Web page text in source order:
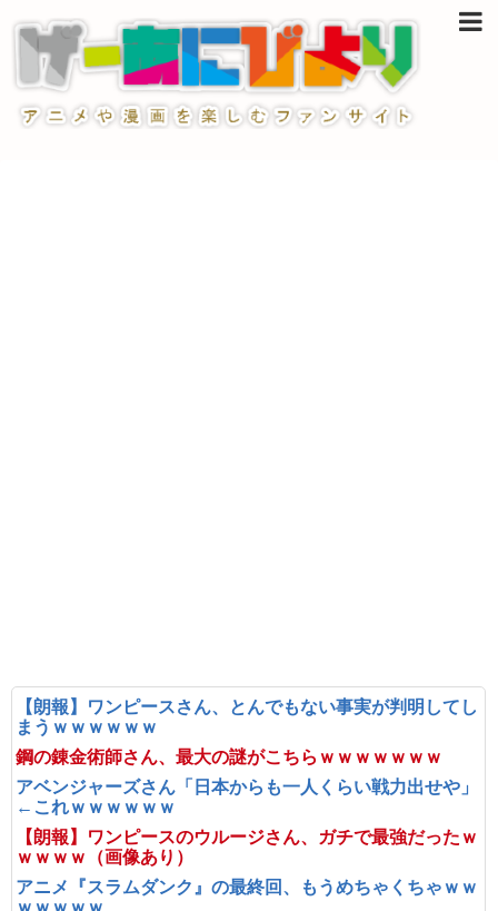
【朗報】ワンピースさん、とんでもない事実が判明してし
まうｗｗｗｗｗｗ
鋼の錬金術師さん、最大の謎がこちらｗｗｗｗｗｗｗ
アベンジャーズさん「日本からも一人くらい戦力出せや」
←これｗｗｗｗｗｗ
【朗報】ワンピースのウルージさん、ガチで最強だったｗ
ｗｗｗｗ（画像あり）
アニメ『スラムダンク』の最終回、もうめちゃくちゃｗｗ
ｗｗｗｗｗ